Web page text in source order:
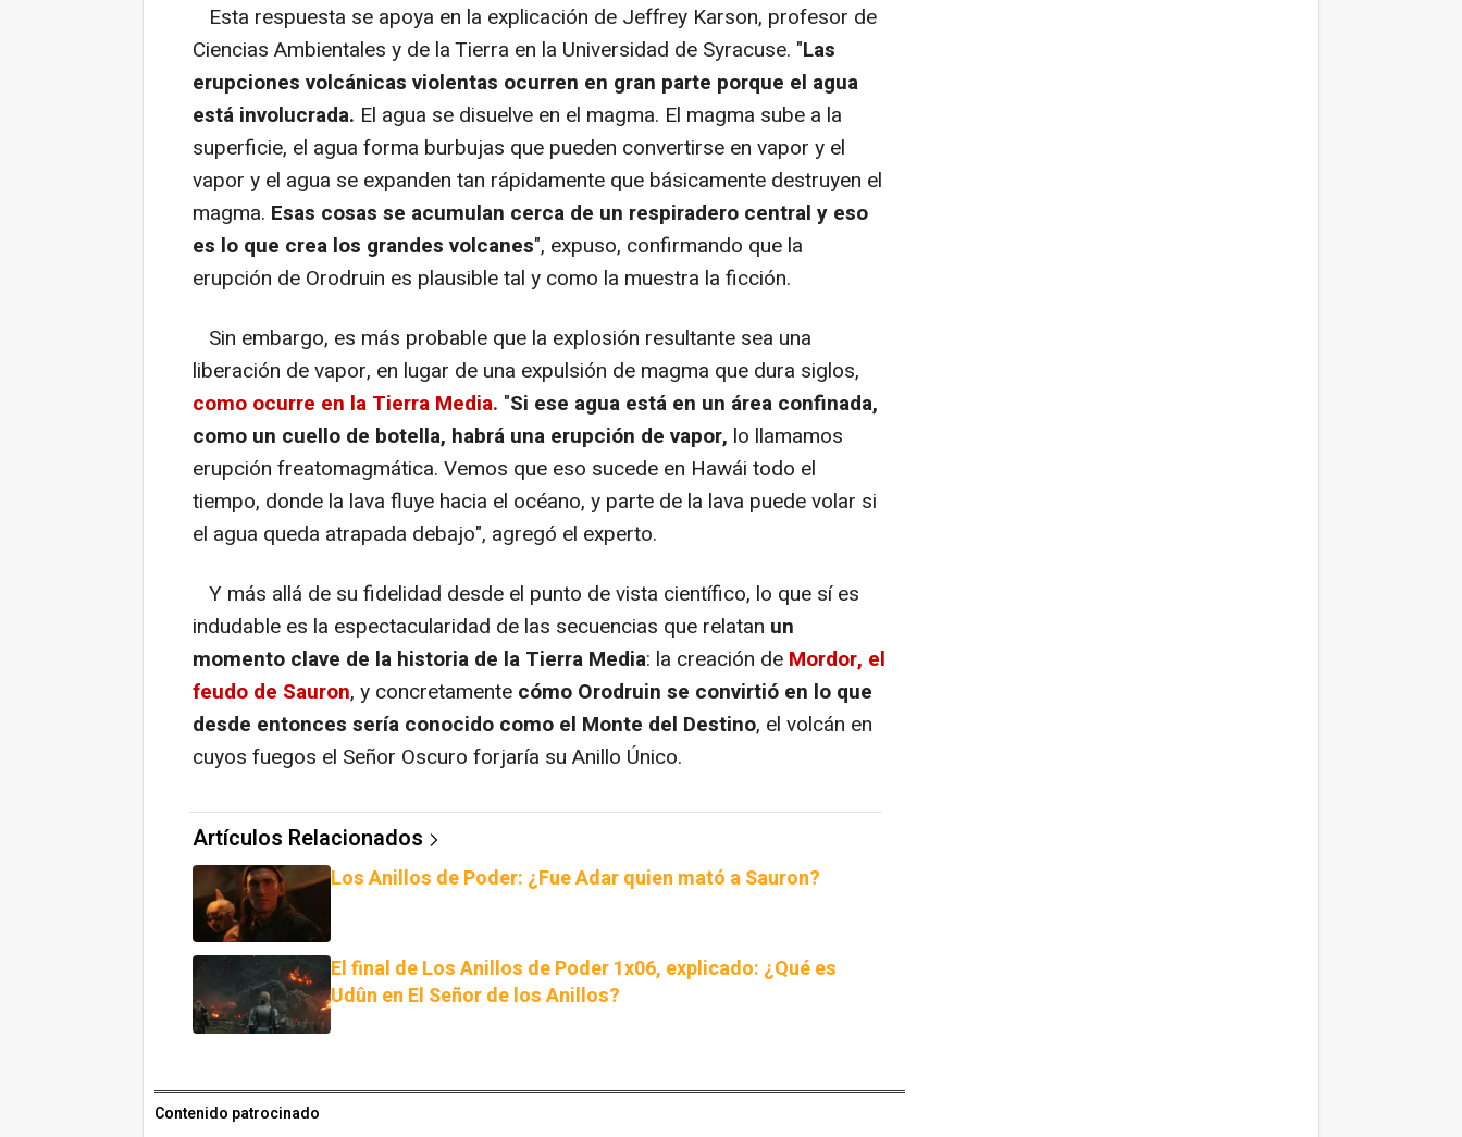
Esta respuesta se apoya en la explicación de Jeffrey Karson, profesor de
Ciencias Ambientales y de la Tierra en la Universidad de Syracuse. "Las
erupciones volcánicas violentas ocurren en gran parte porque el agua
está involucrada. El agua se disuelve en el magma. El magma sube a la
superficie, el agua forma burbujas que pueden convertirse en vapor y el
vapor y el agua se expanden tan rápidamente que básicamente destruyen el
magma. Esas cosas se acumulan cerca de un respiradero central y eso
es lo que crea los grandes volcanes", expuso, confirmando que la
erupción de Orodruin es plausible tal y como la muestra la ficción.
Sin embargo, es más probable que la explosión resultante sea una
liberación de vapor, en lugar de una expulsión de magma que dura siglos,
como ocurre en la Tierra Media. "Si ese agua está en un área confinada,
como un cuello de botella, habrá una erupción de vapor, lo llamamos
erupción freatomagmática. Vemos que eso sucede en Hawái todo el
tiempo, donde la lava fluye hacia el océano, y parte de la lava puede volar si
el agua queda atrapada debajo", agregó el experto.
Y más allá de su fidelidad desde el punto de vista científico, lo que sí es
indudable es la espectacularidad de las secuencias que relatan un
momento clave de la historia de la Tierra Media: la creación de Mordor, el
feudo de Sauron, y concretamente cómo Orodruin se convirtió en lo que
desde entonces sería conocido como el Monte del Destino, el volcán en
cuyos fuegos el Señor Oscuro forjaría su Anillo Único.
Artículos Relacionados
Los Anillos de Poder: ¿Fue Adar quien mató a Sauron?
El final de Los Anillos de Poder 1x06, explicado: ¿Qué es
Udûn en El Señor de los Anillos?
Contenido patrocinado